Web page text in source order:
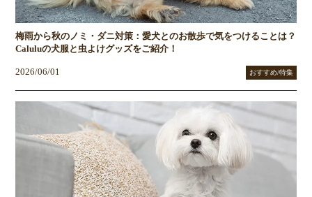
梅雨から秋のノミ・ダニ対策：愛犬とのお散歩で気をつけることは？
Caluluの犬服と虫よけグッズをご紹介！
2026/06/01 おすすめ/特集